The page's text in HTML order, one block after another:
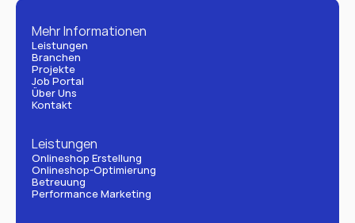
Mehr Informationen
Leistungen
Branchen
Projekte
Job Portal
Über Uns
Kontakt
Leistungen
Onlineshop Erstellung
Onlineshop-Optimierung
Betreuung
Performance Marketing